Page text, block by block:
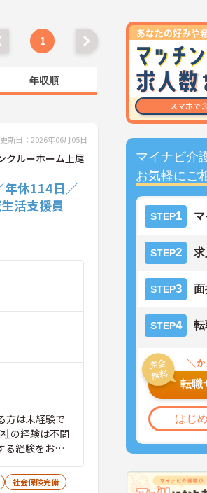
マイナビ介
お気軽にご
STEP1
STEP2 求
STEP3 面
STEP4 転
転職
はじ
1
年収順
更新日：2026年06月05日
クルーホーム上尾
年休114日／
活支援員
は未経験で
の経験は不問
る経験をお持
社会保険完備